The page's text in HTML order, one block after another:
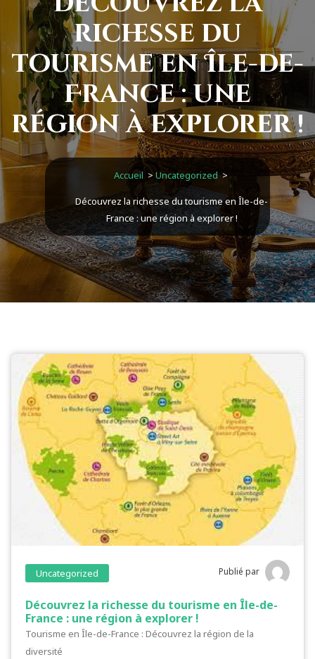
richesse du
tourisme en Île-de-
France : une
région à explorer !
Accueil > Uncategorized >
Découvrez la richesse du tourisme en Île-de-
France : une région à explorer !
Uncategorized Publié par
Découvrez la richesse du tourisme en Île-de-
France : une région à explorer !
Tourisme en Île-de-France : Découvrez la région de la
diversité